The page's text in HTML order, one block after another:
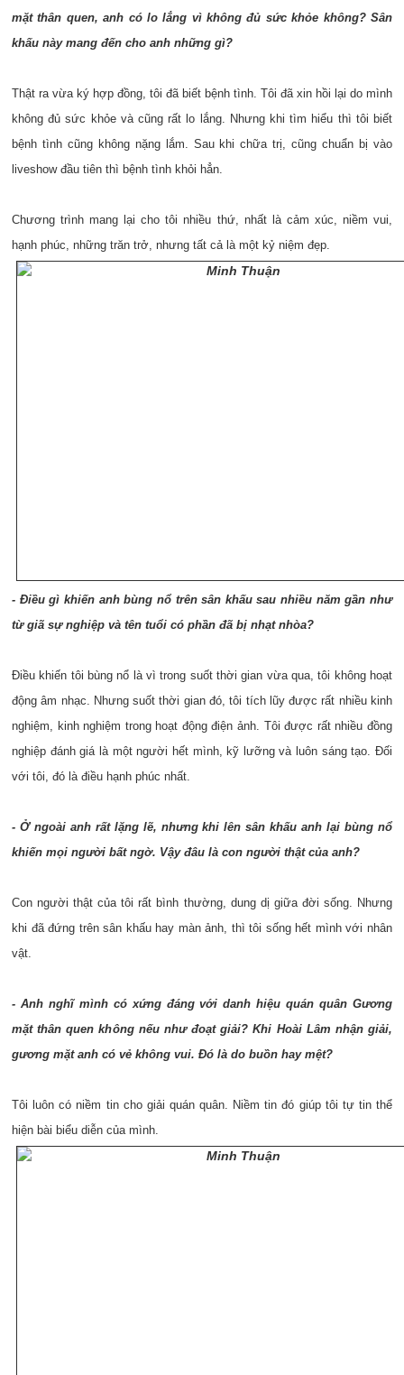
mặt thân quen, anh có lo lắng vì không đủ sức khỏe không? Sân
khấu này mang đến cho anh những gì?
Thật ra vừa ký hợp đồng, tôi đã biết bệnh tình. Tôi đã xin hồi lại do mình
không đủ sức khỏe và cũng rất lo lắng. Nhưng khi tìm hiểu thì tôi biết
bệnh tình cũng không nặng lắm. Sau khi chữa trị, cũng chuẩn bị vào
liveshow đầu tiên thì bệnh tình khỏi hẳn.
Chương trình mang lại cho tôi nhiều thứ, nhất là cảm xúc, niềm vui,
hạnh phúc, những trăn trở, nhưng tất cả là một kỷ niệm đẹp.
- Điều gì khiến anh bùng nổ trên sân khấu sau nhiều năm gần như
từ giã sự nghiệp và tên tuổi có phần đã bị nhạt nhòa?
Điều khiến tôi bùng nổ là vì trong suốt thời gian vừa qua, tôi không hoạt
động âm nhạc. Nhưng suốt thời gian đó, tôi tích lũy được rất nhiều kinh
nghiệm, kinh nghiệm trong hoạt động điện ảnh. Tôi được rất nhiều đồng
nghiệp đánh giá là một người hết mình, kỹ lưỡng và luôn sáng tạo. Đối
với tôi, đó là điều hạnh phúc nhất.
- Ở ngoài anh rất lặng lẽ, nhưng khi lên sân khấu anh lại bùng nổ
khiến mọi người bất ngờ. Vậy đâu là con người thật của anh?
Con người thật của tôi rất bình thường, dung dị giữa đời sống. Nhưng
khi đã đứng trên sân khấu hay màn ảnh, thì tôi sống hết mình với nhân
vật.
- Anh nghĩ mình có xứng đáng với danh hiệu quán quân Gương
mặt thân quen không nếu như đoạt giải? Khi Hoài Lâm nhận giải,
gương mặt anh có vẻ không vui. Đó là do buồn hay mệt?
Tôi luôn có niềm tin cho giải quán quân. Niềm tin đó giúp tôi tự tin thể
hiện bài biểu diễn của mình.